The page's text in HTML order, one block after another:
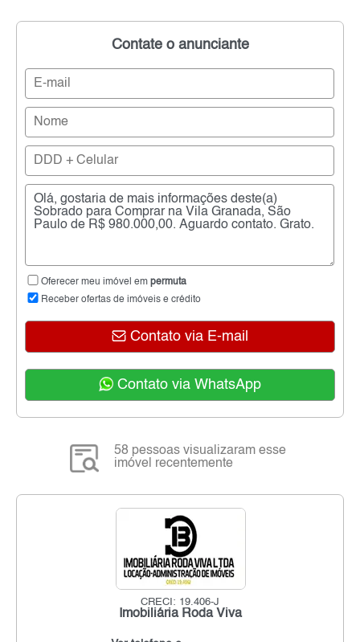
Contate o anunciante
Oferecer meu imóvel em permuta
Receber ofertas de imóveis e crédito
Contato via E-mail
Contato via WhatsApp
58 pessoas visualizaram esse
imóvel recentemente
CRECI: 19.406-J
Imobiliária Roda Viva